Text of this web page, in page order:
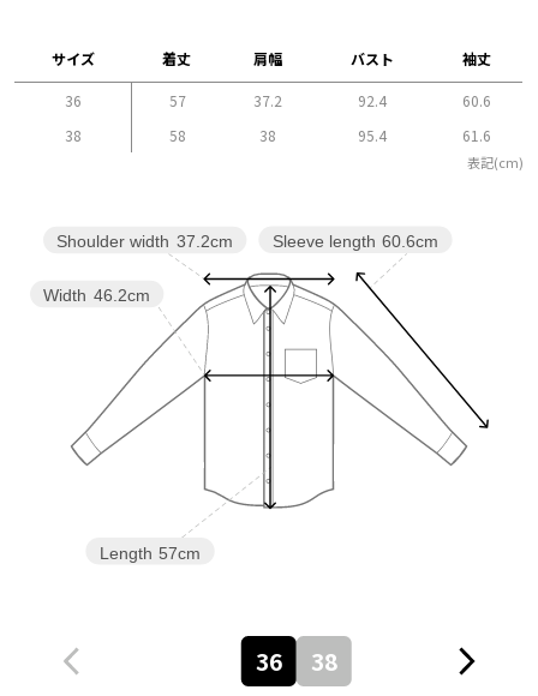
サイズ 着丈 肩幅 バスト 袖丈
36 57 37.2 92.4
60.6
38
58 38 95.4 61.6
表記(cm)
Sleeve length 60.6cm
Length 57cm
Width 46.2cm
Shoulder width 37.2cm
36 38